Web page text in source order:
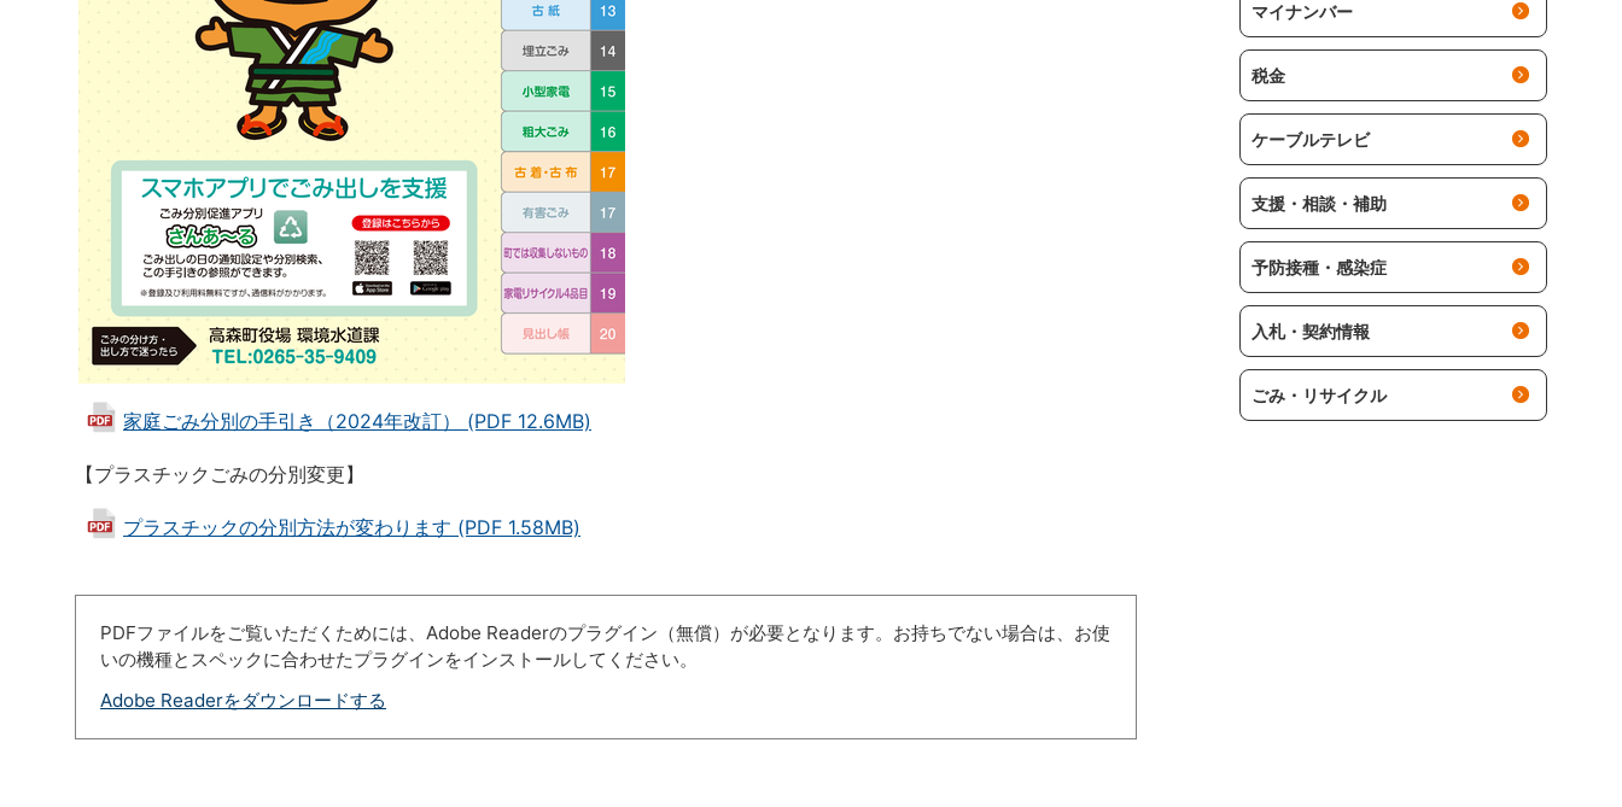
家庭ごみ分別の手引き（2024年改訂） (PDF 12.6MB)
【プラスチックごみの分別変更】
プラスチックの分別方法が変わります (PDF 1.58MB)
PDFファイルをご覧いただくためには、Adobe Readerのプラグイン（無償）が必要となります。お持ちでない場合は、お使
いの機種とスペックに合わせたプラグインをインストールしてください。
Adobe Readerをダウンロードする
マイナンバー
税金
ケーブルテレビ
支援・相談・補助
予防接種・感染症
入札・契約情報
ごみ・リサイクル